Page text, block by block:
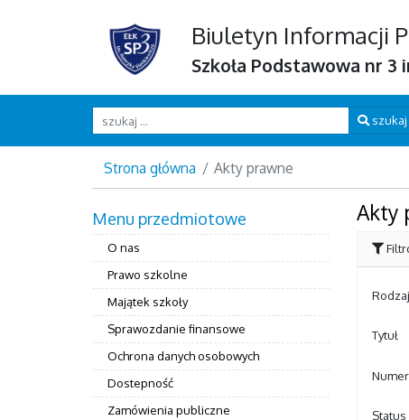
Biuletyn Informacji
Szkoła Podstawowa nr 3
Wpisz szukaną frazę szukaj
Strona główna Akty prawne
Menu przedmiotowe
O nas
Prawo szkolne
Majątek szkoły
Sprawozdanie finansowe
Ochrona danych osobowych
Dostepność
Zamówienia publiczne
Akty
Rodzaj
Tytuł
Numer
Status